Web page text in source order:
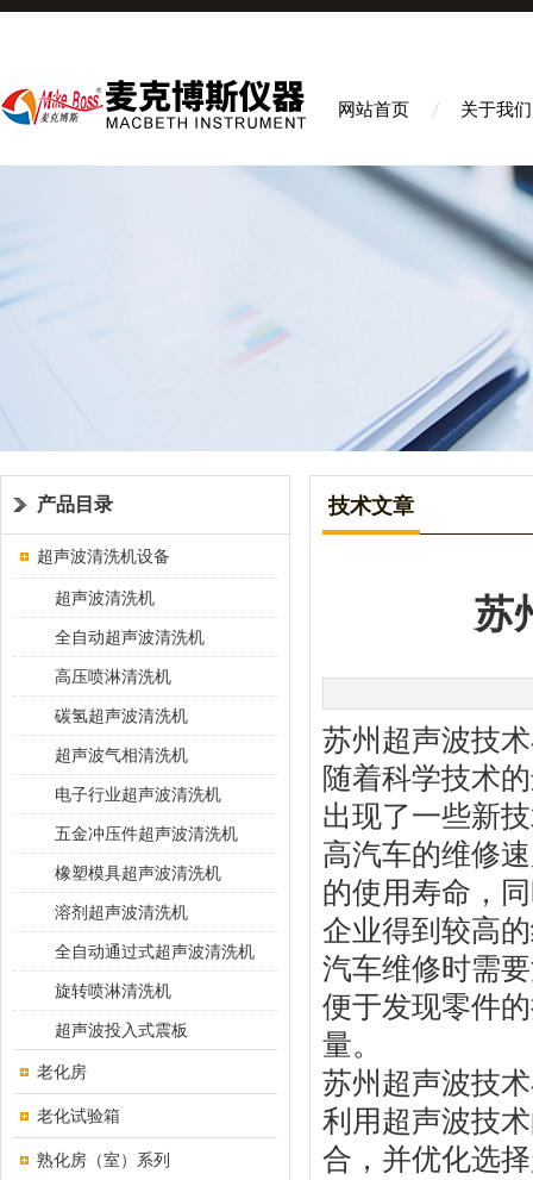
网站首页 关于我们
产品目录
超声波清洗机设备
超声波清洗机
全自动超声波清洗机
高压喷淋清洗机
碳氢超声波清洗机
超声波气相清洗机
电子行业超声波清洗机
五金冲压件超声波清洗机
橡塑模具超声波清洗机
溶剂超声波清洗机
全自动通过式超声波清洗机
旋转喷淋清洗机
超声波投入式震板
老化房
老化试验箱
熟化房（室）系列
技术文章
苏
苏州超声波技
随着科学技术
出现了一些新
高汽车的维修
的使用寿命，
企业得到较高
汽车维修时需
便于发现零件
量。
苏州超声波技
利用超声波技
合，并优化选